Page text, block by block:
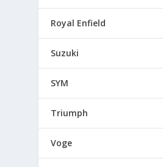
Royal Enfield
Suzuki
SYM
Triumph
Voge